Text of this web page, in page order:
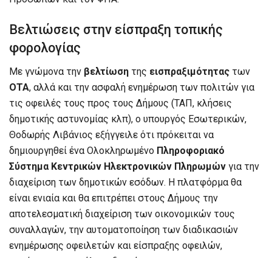
Βελτιώσεις στην είσπραξη τοπικής
φορολογίας
Με γνώμονα την βελτίωση της εισπραξιμότητας των
ΟΤΑ, αλλά και την ασφαλή ενημέρωση των πολιτών για
τις οφειλές τους προς τους Δήμους (ΤΑΠ, κλήσεις
δημοτικής αστυνομίας κλπ), ο υπουργός Εσωτερικών,
Θοδωρής Λιβάνιος εξήγγειλε ότι πρόκειται να
δημιουργηθεί ένα Ολοκληρωμένο Πληροφοριακό
Σύστημα Κεντρικών Ηλεκτρονικών Πληρωμών για την
διαχείριση των δημοτικών εσόδων. Η πλατφόρμα θα
είναι ενιαία και θα επιτρέπει στους Δήμους την
αποτελεσματική διαχείριση των οικονομικών τους
συναλλαγών, την αυτοματοποίηση των διαδικασιών
ενημέρωσης οφειλετών και είσπραξης οφειλών,